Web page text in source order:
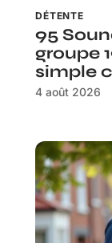
DÉTENTE
95
groupe
simple
4 août 2026